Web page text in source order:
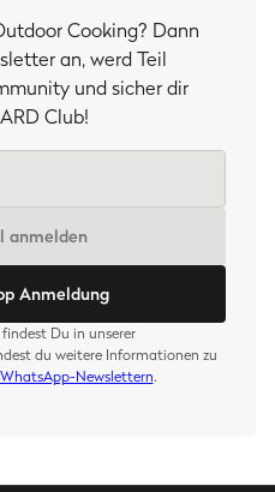
Cooking? Dann
an, werd Teil
und sicher dir
Club!
anmelden
Anmeldung
Du in unserer
du weitere Informationen zu
WhatsApp-Newslettern.